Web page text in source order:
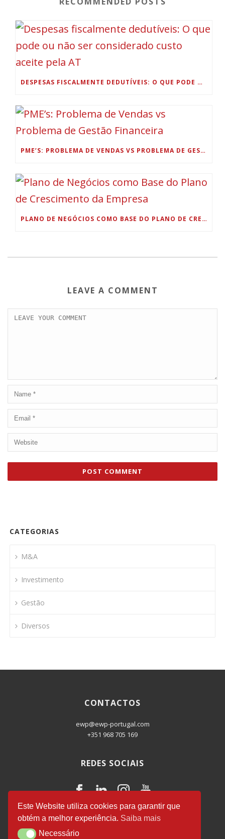
DESPESAS FISCALMENTE DEDUTÍVEIS: O QUE PODE OU NÃO SER CONSIDERADO CUSTO ACEITE PELA AT
PME’S: PROBLEMA DE VENDAS VS PROBLEMA DE GESTÃO FINANCEIRA
PLANO DE NEGÓCIOS COMO BASE DO PLANO DE CRESCIMENTO DA EMPRESA
LEAVE A COMMENT
CATEGORIAS
M&A
Investimento
Gestão
Diversos
CONTACTOS
ewp@ewp-portugal.com
+351 968 705 169
REDES SOCIAIS
EWP Business Consulting
Este Website utiliza cookies para garantir que
obtém a melhor experiência. Saiba mais
NecessárioNecessário